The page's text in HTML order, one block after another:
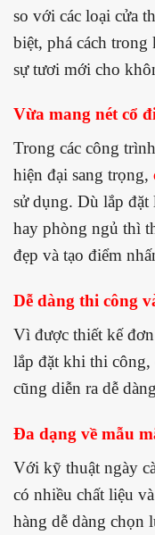
so với các loại cửa
biệt, phá cách
sự tươi mới cho
Vừa mang nét cổ
Trong các công
hiện đại sang trọng,
sử dụng. Dù lắp đặt
hay phòng ngủ thì
đẹp và tạo điểm
Dễ dàng thi công
Vì được thiết kế
lắp đặt khi thi
cũng diễn ra dễ
Đa dạng về mẫu
Với kỹ thuật ngày
có nhiều chất liệu
hàng dễ dàng chọn